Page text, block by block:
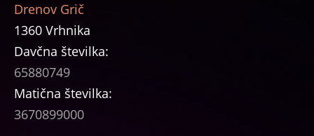
Drenov Grič
1360 Vrhnika
Davčna številka:
65880749
Matična številka:
3670899000